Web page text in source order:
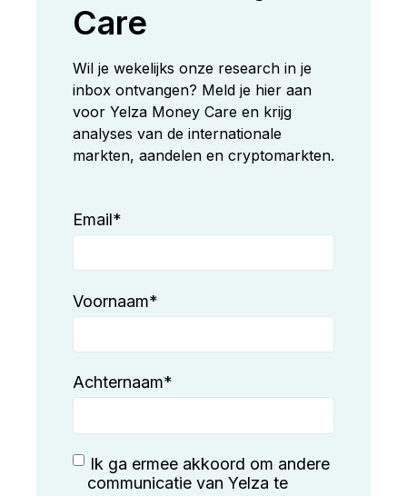
Care
Wil je wekelijks onze research in je
inbox ontvangen? Meld je hier aan
voor Yelza Money Care en krijg
analyses van de internationale
markten, aandelen en cryptomarkten.
Email*
Voornaam*
Achternaam*
Ik ga ermee akkoord om andere
communicatie van Yelza te